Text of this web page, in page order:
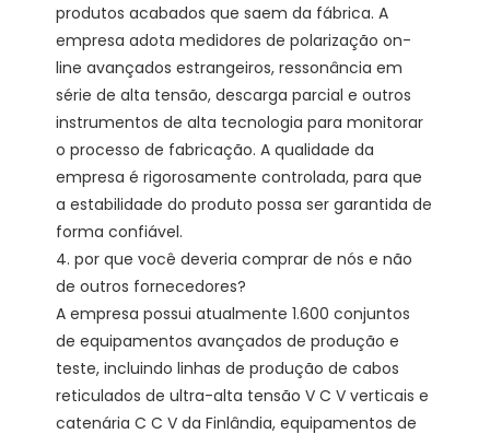
produtos acabados que saem da fábrica. A
empresa adota medidores de polarização on-
line avançados estrangeiros, ressonância em
série de alta tensão, descarga parcial e outros
instrumentos de alta tecnologia para monitorar
o processo de fabricação. A qualidade da
empresa é rigorosamente controlada, para que
a estabilidade do produto possa ser garantida de
forma confiável.
4. por que você deveria comprar de nós e não
de outros fornecedores?
A empresa possui atualmente 1.600 conjuntos
de equipamentos avançados de produção e
teste, incluindo linhas de produção de cabos
reticulados de ultra-alta tensão V C V verticais e
catenária C C V da Finlândia, equipamentos de